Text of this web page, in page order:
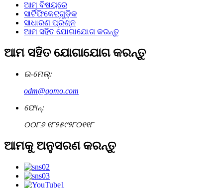
ଆମ ବିଷୟରେ
ସାର୍ଟିଫିକେଟ୍‌ଗୁଡ଼ିକ
ସାଧାରଣ ପ୍ରଶ୍ନ
ଆମ ସହିତ ଯୋଗାଯୋଗ କରନ୍ତୁ
ଆମ ସହିତ ଯୋଗାଯୋଗ କରନ୍ତୁ
ଇ-ମେଲ୍:
odm@qomo.com
ଫୋନ୍:
୦୦୮୬ ୧୮୨୫୯୨୮୦୧୧୮
ଆମକୁ ଅନୁସରଣ କରନ୍ତୁ